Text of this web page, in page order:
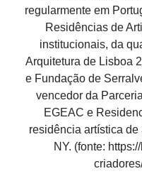
regularmente em
Residências de
institucionais, da
Arquitetura de Lisboa
e Fundação de
vencedor da
EGEAC e
residência artística
NY. (fonte: